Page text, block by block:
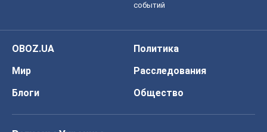
событий
OBOZ.UA
Политика
Мир
Расследования
Блоги
Общество